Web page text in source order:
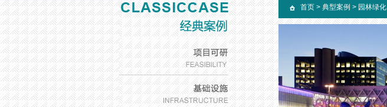
首页 > 典型案例 > 园林绿化